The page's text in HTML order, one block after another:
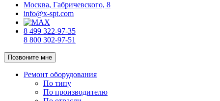
Москва, Габричевского, 8
info@x-spt.com
8 499 322-97-35
8 800 302-97-51
Позвоните мне
Ремонт оборудования
По типу
По производителю